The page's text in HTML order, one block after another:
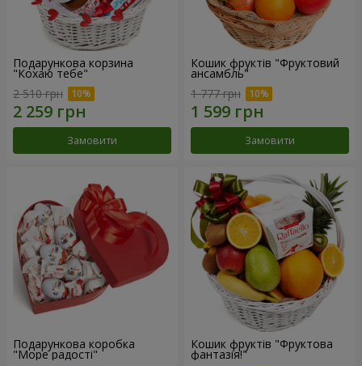
Подарункова корзина
"Кохаю тебе"
2 510 грн
Замовити
Кошик фруктів "Фруктовий
ансамбль"
1 777 грн
Замовити
Подарункова коробка
"Море радості"
Кошик фруктів "Фруктова
фантазія!"